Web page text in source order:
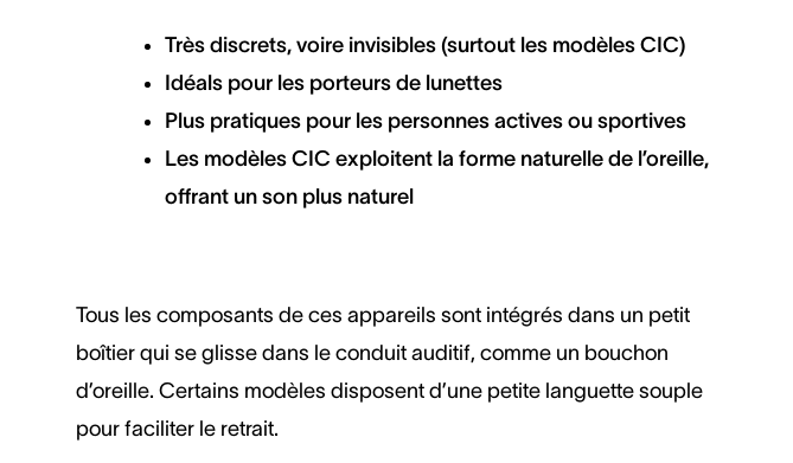
Très discrets, voire invisibles (surtout les modèles CIC)
Idéals pour les porteurs de lunettes
Plus pratiques pour les personnes actives ou sportives
Les modèles CIC exploitent la forme naturelle de l’oreille,
offrant un son plus naturel
Tous les composants de ces appareils sont intégrés dans un petit
boîtier qui se glisse dans le conduit auditif, comme un bouchon
d’oreille. Certains modèles disposent d’une petite languette souple
pour faciliter le retrait.